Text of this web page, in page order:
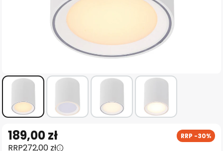
na
189,00 zł RRP -30%
RRP272,00 zł